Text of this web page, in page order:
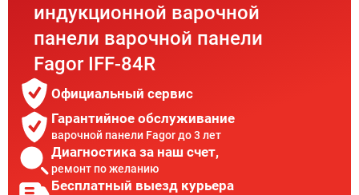
индукционной варочной
панели варочной панели
Fagor IFF-84R
Официальный сервис
Гарантийное обслуживание
варочной панели Fagor до 3 лет
Диагностика за наш счет,
ремонт по желанию
Бесплатный выезд курьера